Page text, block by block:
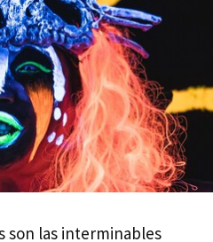
son las interminables